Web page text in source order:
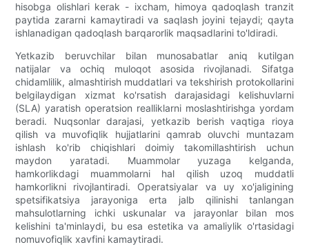
hisobga olishlari kerak - ixcham, himoya qadoqlash tranzit
paytida zararni kamaytiradi va saqlash joyini tejaydi; qayta
ishlanadigan qadoqlash barqarorlik maqsadlarini to'ldiradi.
Yetkazib beruvchilar bilan munosabatlar aniq kutilgan
natijalar va ochiq muloqot asosida rivojlanadi. Sifatga
chidamlilik, almashtirish muddatlari va tekshirish protokollarini
belgilaydigan xizmat ko'rsatish darajasidagi kelishuvlarni
(SLA) yaratish operatsion realliklarni moslashtirishga yordam
beradi. Nuqsonlar darajasi, yetkazib berish vaqtiga rioya
qilish va muvofiqlik hujjatlarini qamrab oluvchi muntazam
ishlash ko'rib chiqishlari doimiy takomillashtirish uchun
maydon yaratadi. Muammolar yuzaga kelganda,
hamkorlikdagi muammolarni hal qilish uzoq muddatli
hamkorlikni rivojlantiradi. Operatsiyalar va uy xo'jaligining
spetsifikatsiya jarayoniga erta jalb qilinishi tanlangan
mahsulotlarning ichki uskunalar va jarayonlar bilan mos
kelishini ta'minlaydi, bu esa estetika va amaliylik o'rtasidagi
nomuvofiqlik xavfini kamaytiradi.